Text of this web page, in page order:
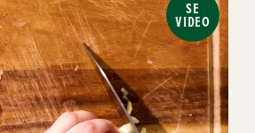
SE
VIDEO